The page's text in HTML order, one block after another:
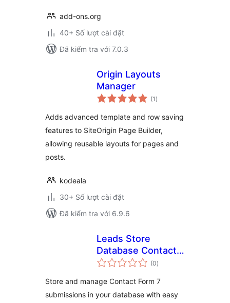
add-ons.org
40+ Số lượt cài đặt
Đã kiểm tra với 7.0.3
Origin Layouts
Manager
(1 tổng
đánh
)
Adds advanced template and row saving
features to SiteOrigin Page Builder,
allowing reusable layouts for pages and
posts.
kodeala
30+ Số lượt cài đặt
Đã kiểm tra với 6.9.6
Leads Store
Database Contact
Form7
(0tổng
đánh
)
Store and manage Contact Form 7
submissions in your database with easy